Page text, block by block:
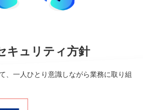
キュリティ方針
、一人ひとり意識しながら業務に取り組